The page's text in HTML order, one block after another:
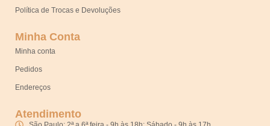
Política de Trocas e Devoluções
Minha Conta
Minha conta
Pedidos
Endereços
Atendimento